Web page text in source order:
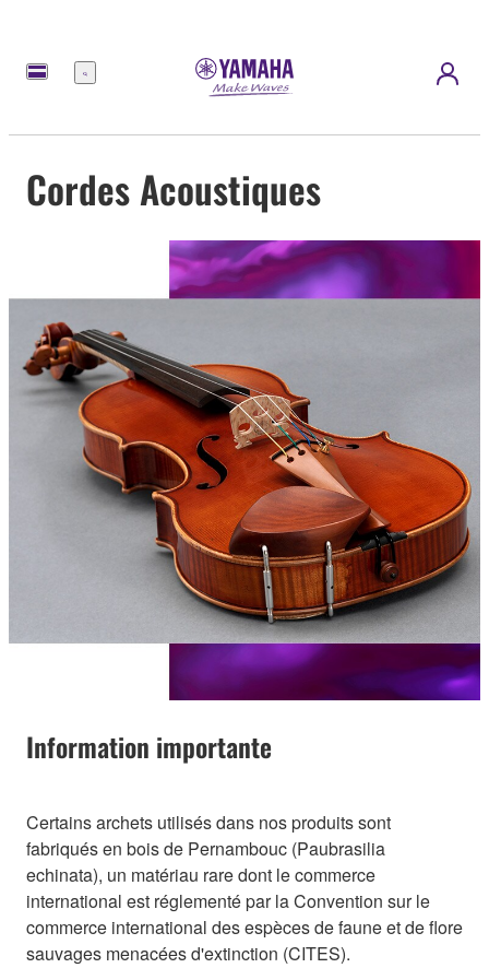
Menu
Cordes Acoustiques
Information importante
Certains archets utilisés dans nos produits sont
fabriqués en bois de Pernambouc (Paubrasilia
echinata), un matériau rare dont le commerce
international est réglementé par la Convention sur le
commerce international des espèces de faune et de flore
sauvages menacées d'extinction (CITES).